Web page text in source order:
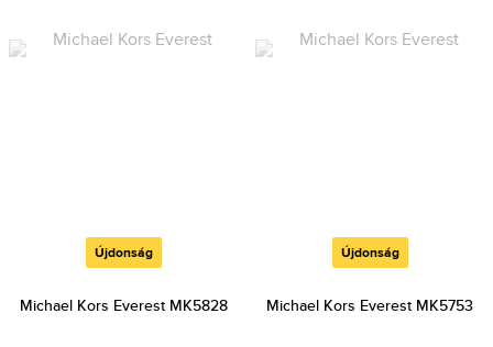
Újdonság
Michael Kors Everest MK5828
Újdonság
Michael Kors Everest MK5753